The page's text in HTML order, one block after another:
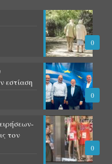
0
0
εστίαση
0
τον